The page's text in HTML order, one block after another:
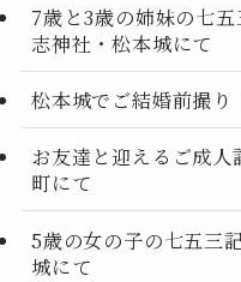
7歳と3歳の姉妹の七
志神社・松本城にて
松本城でご結婚前撮
お友達と迎えるご成
町にて
5歳の女の子の七五三
城にて